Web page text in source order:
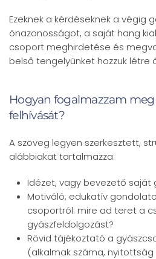
Ezeknek a kérdéseknek a végig
önazonosságot, a saját hang
csoport meghirdetése és
belső tengelyünket hozzuk létre
Hogyan fogalmazzam
felhívását?
A szöveg legyen szerkesztett,
alábbiakat tartalmazza:
Idézet, vagy bevezető saját
Motiváló, edukatív
csoportról: mire ad teret a
gyászfeldolgozást?
Rövid tájékoztató a
(alkalmak száma,